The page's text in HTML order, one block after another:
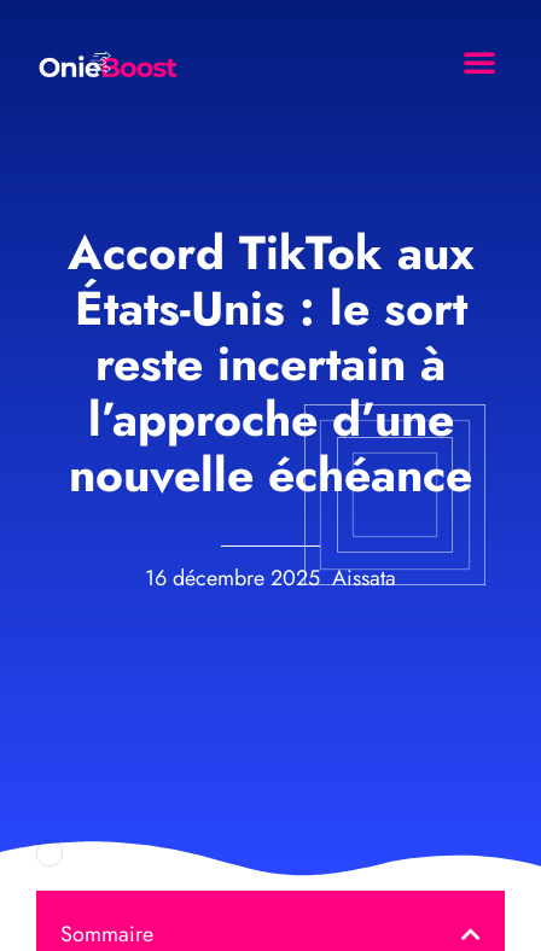
Accord TikTok aux
États-Unis : le sort
reste incertain à
l’approche d’une
nouvelle échéance
16 décembre 2025 Aissata
Sommaire